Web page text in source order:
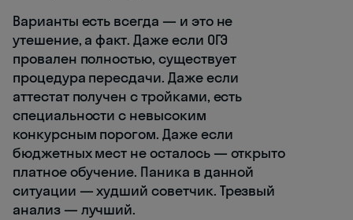
Варианты есть всегда — и это не
утешение, а факт. Даже если ОГЭ
провален полностью, существует
процедура пересдачи. Даже если
аттестат получен с тройками, есть
специальности с невысоким
конкурсным порогом. Даже если
бюджетных мест не осталось — открыто
платное обучение. Паника в данной
ситуации — худший советчик. Трезвый
анализ — лучший.